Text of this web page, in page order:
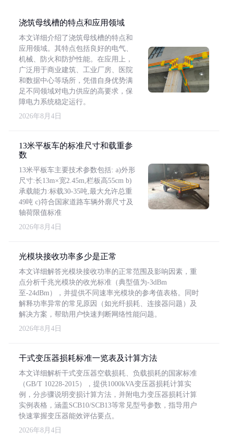
浇筑母线槽的特点和应用领域
本文详细介绍了浇筑母线槽的特点和
应用领域。其特点包括良好的电气、
机械、防火和防护性能。在应用上，
广泛用于商业建筑、工业厂房、医院
和数据中心等场所，凭借自身优势满
足不同领域对电力供应的高要求，保
障电力系统稳定运行。
2026年8月4日
13米平板车的标准尺寸和载重参
数
13米平板车主要技术参数包括: a)外形
尺寸:长13m×宽2.45m,栏板高55cm b)
承载能力:标载30-35吨,最大允许总重
49吨 c)符合国家道路车辆外廓尺寸及
轴荷限值标准
2026年8月4日
光模块接收功率多少是正常
本文详细解答光模块接收功率的正常范围及影响因素，重
点分析千兆光模块的收光标准（典型值为-3dBm
至-24dBm），并提供不同速率光模块的参考值表格。同时
解释功率异常的常见原因（如光纤损耗、连接器问题）及
解决方案，帮助用户快速判断网络性能问题。
2026年8月4日
干式变压器损耗标准一览表及计算方法
本文详细解析干式变压器空载损耗、负载损耗的国家标准
（GB/T 10228-2015），提供1000kVA变压器损耗计算实
例，分步骤说明变损计算方法，并附电力变压器损耗计算
实例表格，涵盖SCB10/SCB13等常见型号参数，指导用户
快速掌握变压器能效评估要点。
2026年8月4日